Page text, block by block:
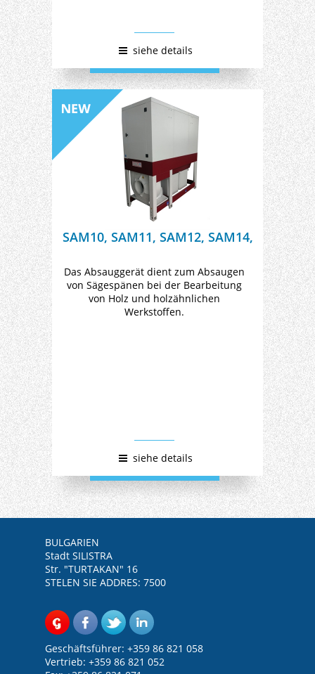
siehe details
SAM10, SAM11, SAM12, SAM14,
Das Absauggerät dient zum Absaugen
von Sägespänen bei der Bearbeitung
von Holz und holzähnlichen
Werkstoffen.
siehe details
BULGARIEN
Stadt SILISTRA
Str. "TURTAKAN" 16
STELEN SIE ADDRES: 7500
Geschäftsführer: +359 86 821 058
Vertrieb: +359 86 821 052